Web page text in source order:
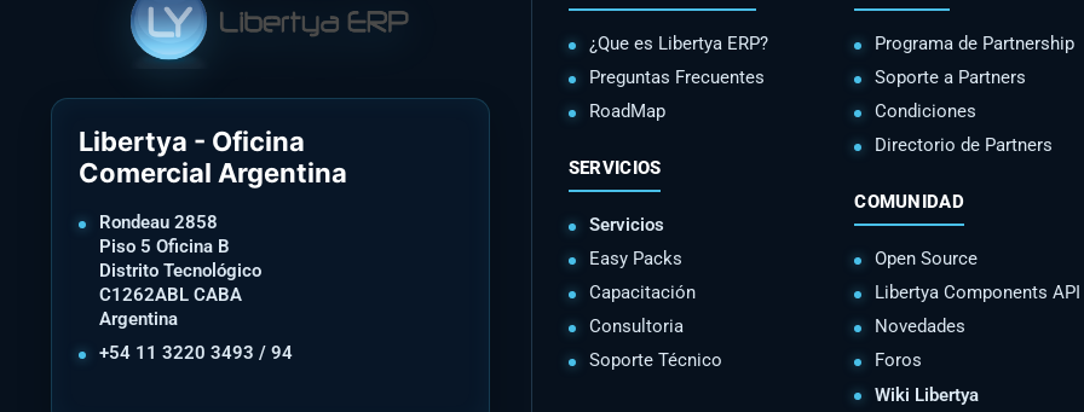
Libertya - Oficina
Comercial Argentina
Rondeau 2858
Piso 5 Oficina B
Distrito Tecnológico
C1262ABL CABA
Argentina
+54 11 3220 3493 / 94
¿Que es Libertya ERP?
Preguntas Frecuentes
RoadMap
SERVICIOS
Servicios
Easy Packs
Capacitación
Consultoria
Soporte Técnico
Programa de Partnership
Soporte a Partners
Condiciones
Directorio de Partners
COMUNIDAD
Open Source
Libertya Components API
Novedades
Foros
Wiki Libertya